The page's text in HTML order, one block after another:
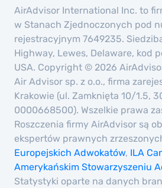
AirAdvisor International Inc. to
w Stanach Zjednoczonych pod
rejestracyjnym 7649235.
Highway, Lewes, Delaware, kod
USA. Copyright © 2026
Air Advisor sp. z o.o., firma
Krakowie (ul. Zamknięta 10/1.5,
0000668500). Wszelkie prawa
Roszczenia firmy AirAdvisor są
ekspertów prawnych
Europejskich Adwokatów, ILA
Amerykańskim Stowarzyszeniu
Statystyki oparte na danych